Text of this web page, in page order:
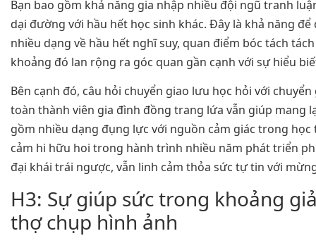
Bạn bao gồm khả năng gia nhập nhiều đội ngũ tranh
dại đường với hầu hết học sinh khác. Đây là khả năng
nhiều dạng về hầu hết nghĩ suy, quan điểm bóc tách
khoảng đó lan rộng ra góc quan gần cạnh với sự hiểu
Bên cạnh đó, câu hỏi chuyển giao lưu học hỏi với
toàn thành viên gia đình đồng trang lứa vẫn giúp mang
gồm nhiều dạng đụng lực với nguồn cảm giác trong học
cảm hi hữu hoi trong hành trình nhiều năm phát triển
đại khái trái ngược, vẫn linh cảm thỏa sức tự tin với
H3: Sự giúp sức trong khoảng
thợ chụp hình ảnh